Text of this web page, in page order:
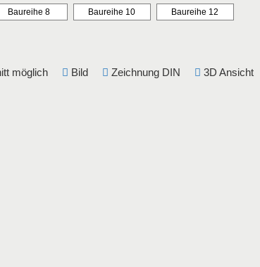
Baureihe 8 Baureihe 10 Baureihe 12
möglich Bild Zeichnung DIN 3D Ansicht